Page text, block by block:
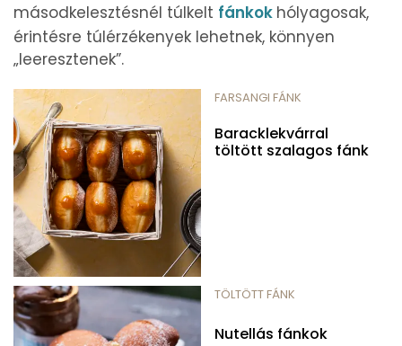
másodkelesztésnél túlkelt fánkok hólyagosak,
érintésre túlérzékenyek lehetnek, könnyen
„leeresztenek”.
FARSANGI FÁNK
Baracklekvárral
töltött szalagos fánk
TÖLTÖTT FÁNK
Nutellás fánkok